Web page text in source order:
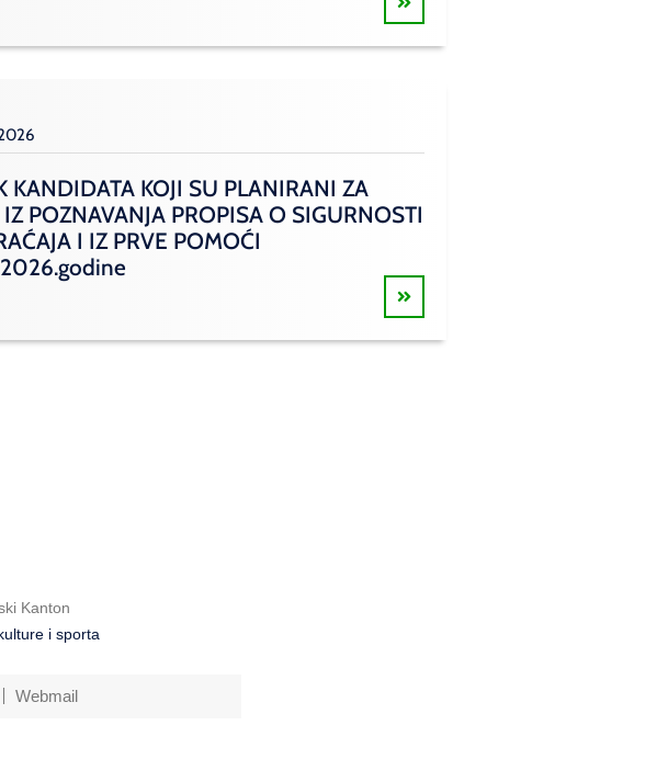
KANDIDATA KOJI SU PLANIRANI ZA
IZ POZNAVANJA PROPISA O SIGURNOSTI
I IZ PRVE POMOĆI
Kanton
i sporta
Webmail